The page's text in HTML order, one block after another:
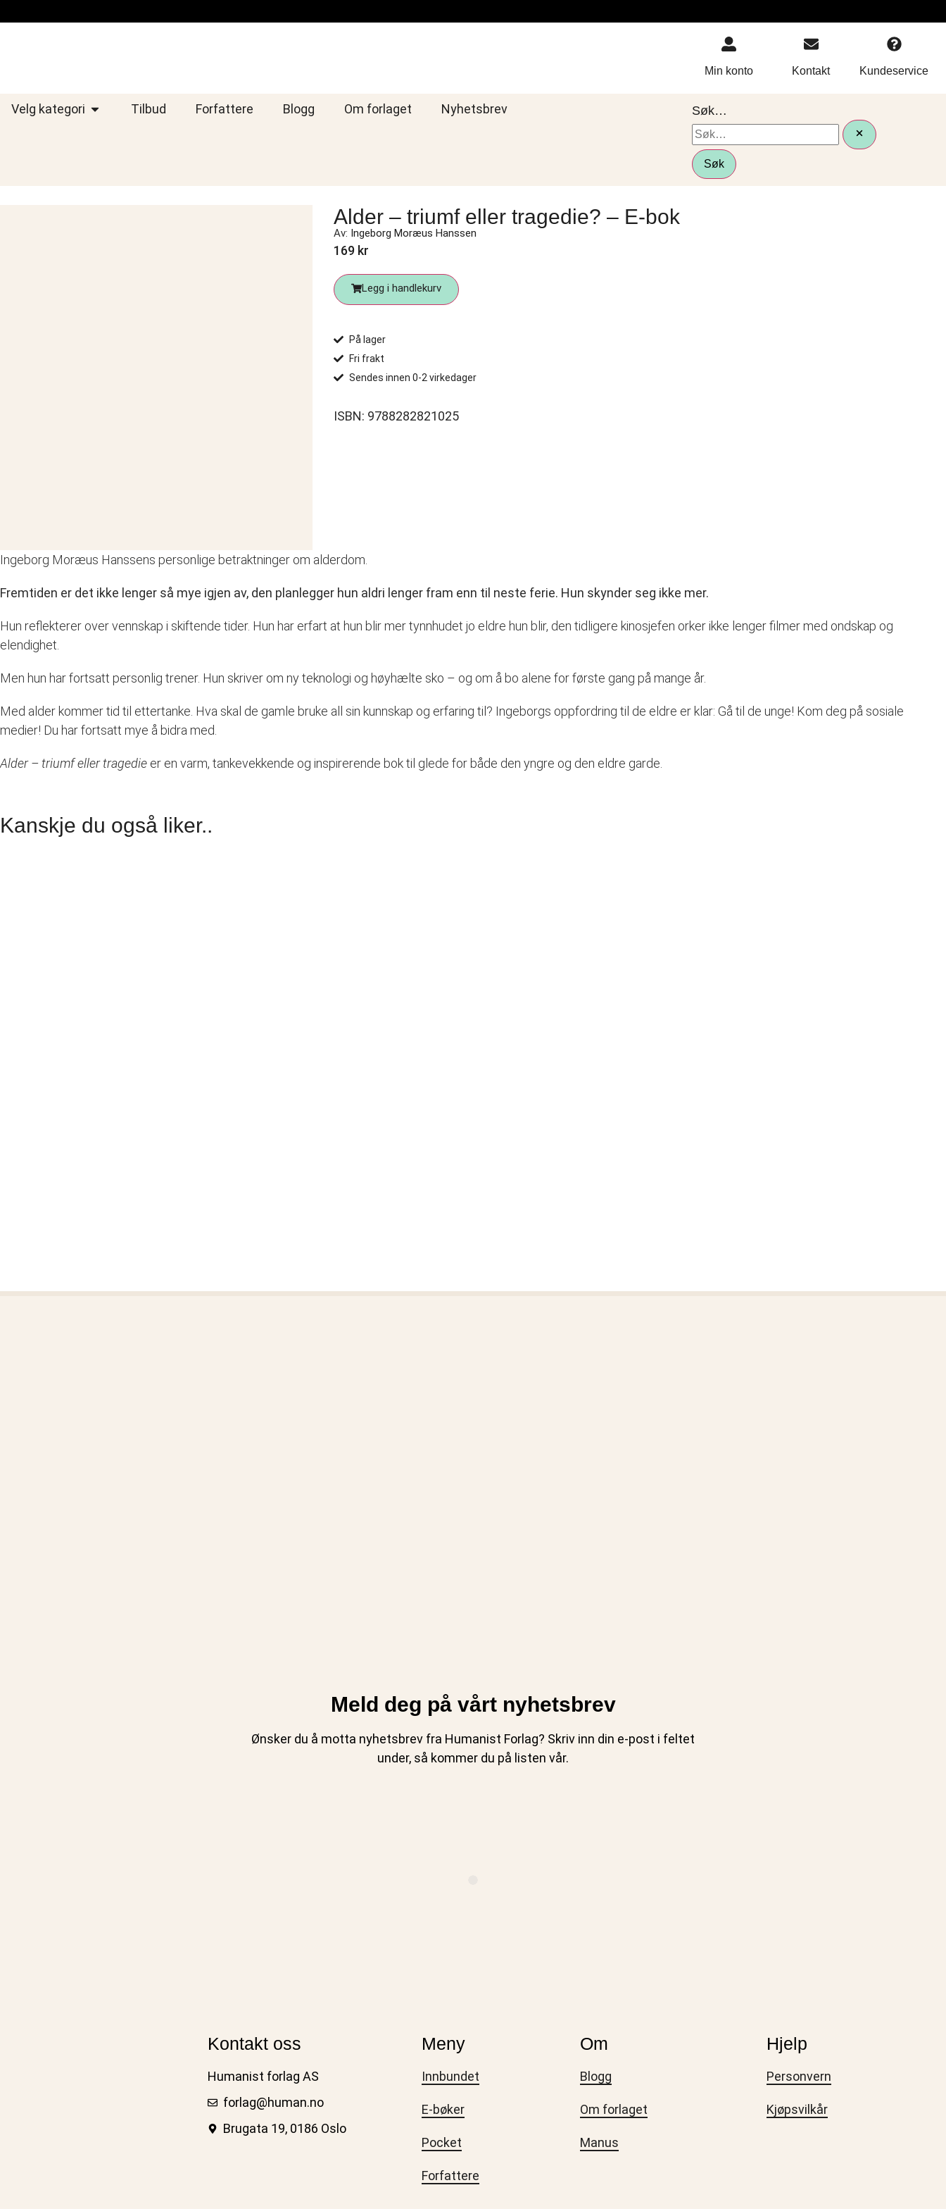
Min konto Kontakt Kundeservice
Velg kategori Tilbud Forfattere Blogg Om forlaget Nyhetsbrev Søk…
Søk
Alder – triumf eller tragedie? – E-bok
Av: Ingeborg Moræus Hanssen
169 kr
Legg i handlekurv
På lager
Fri frakt
Sendes innen 0-2 virkedager
ISBN: 9788282821025
Ingeborg Moræus Hanssens personlige betraktninger om alderdom.
Fremtiden er det ikke lenger så mye igjen av, den planlegger hun aldri lenger fram enn til neste ferie. Hun skynder seg ikke mer.
Hun reflekterer over vennskap i skiftende tider. Hun har erfart at hun blir mer tynnhudet jo eldre hun blir, den tidligere kinosjefen orker ikke lenger filmer med ondskap og
elendighet.
Men hun har fortsatt personlig trener. Hun skriver om ny teknologi og høyhælte sko – og om å bo alene for første gang på mange år.
Med alder kommer tid til ettertanke. Hva skal de gamle bruke all sin kunnskap og erfaring til? Ingeborgs oppfordring til de eldre er klar: Gå til de unge! Kom deg på sosiale
medier! Du har fortsatt mye å bidra med.
Alder – triumf eller tragedie er en varm, tankevekkende og inspirerende bok til glede for både den yngre og den eldre garde.
Kanskje du også liker..
Meld deg på vårt nyhetsbrev
Ønsker du å motta nyhetsbrev fra Humanist Forlag? Skriv inn din e-post i feltet
under, så kommer du på listen vår.
Kontakt oss
Humanist forlag AS
forlag@human.no
Brugata 19, 0186 Oslo
Meny
Innbundet
E-bøker
Pocket
Forfattere
Om
Blogg
Om forlaget
Manus
Hjelp
Personvern
Kjøpsvilkår